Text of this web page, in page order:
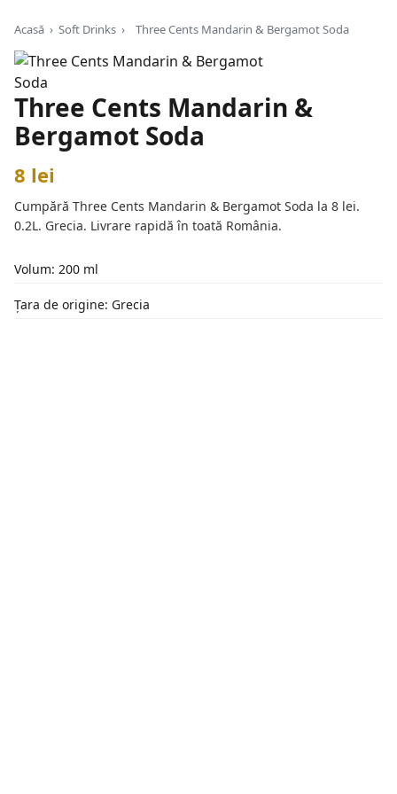
Acasă › Soft Drinks › Three Cents Mandarin & Bergamot Soda
Three Cents Mandarin &
Bergamot Soda
8 lei
Cumpără Three Cents Mandarin & Bergamot Soda la 8 lei.
0.2L. Grecia. Livrare rapidă în toată România.
Volum: 200 ml
Țara de origine: Grecia